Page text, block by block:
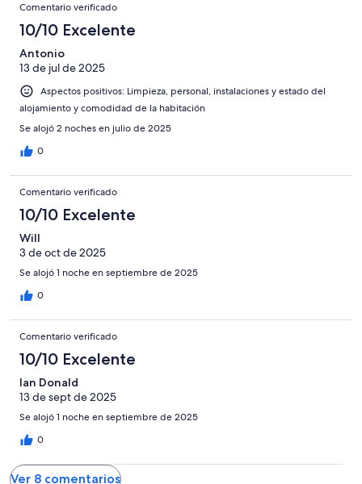
arrange entry
Comentario verificado
10/10 Excelente
Antonio
13 de jul de 2025
Aspectos positivos: Limpieza, personal, instalaciones y estado del
alojamiento y comodidad de la habitación
Se alojó 2 noches en julio de 2025
0
Comentario verificado
10/10 Excelente
Will
3 de oct de 2025
Se alojó 1 noche en septiembre de 2025
0
Comentario verificado
10/10 Excelente
Ian Donald
13 de sept de 2025
Se alojó 1 noche en septiembre de 2025
0
Ver 8 comentarios